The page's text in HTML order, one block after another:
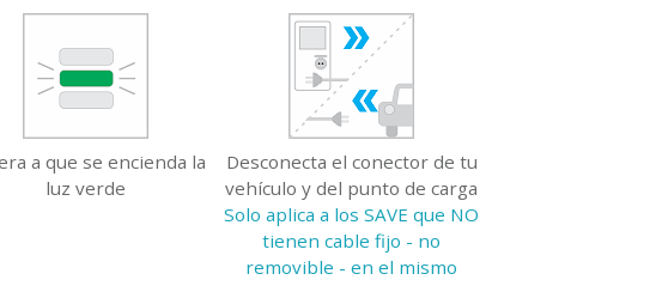
a que se encienda la
luz verde
Desconecta el conector de tu
vehículo y del punto de carga
Solo aplica a los SAVE que NO
tienen cable fijo - no
removible - en el mismo